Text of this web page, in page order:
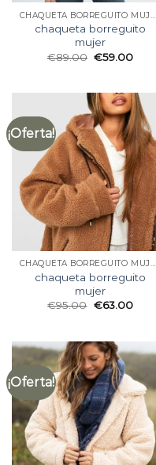
CHAQUETA BORREGUITO MUJER
chaqueta borreguito
mujer
€89.00 €59.00
¡Oferta!
CHAQUETA BORREGUITO MUJER
chaqueta borreguito
mujer
€95.00 €63.00
¡Oferta!